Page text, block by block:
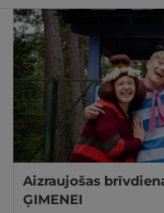
Aizraujošas
ĢIMENEI